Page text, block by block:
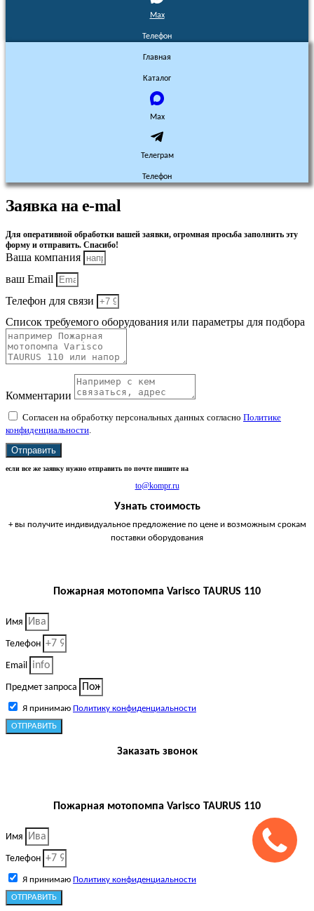
Max
Телефон
Главная
Каталог
Max
Телеграм
Телефон
Заявка на e-mal
Для оперативной обработки вашей заявки, огромная просьба заполнить эту
форму и отправить. Спасибо!
Ваша компания
ваш Email
Телефон для связи
Список требуемого оборудования или параметры для подбора
Комментарии
Согласен на обработку персональных данных согласно Политике
конфиденциальности
Отправить
если все же заявку нужно отправить по почте пишите на
to@kompr.ru
Узнать стоимость
+ вы получите индивидуальное предложение по цене и возможным срокам
поставки оборудования
Пожарная мотопомпа Varisco TAURUS 110
Имя
Телефон
Email
Предмет запроса
Я принимаю Политику конфиденциальности
ОТПРАВИТЬ
Заказать звонок
Пожарная мотопомпа Varisco TAURUS 110
Имя
Телефон
Я принимаю Политику конфиденциальности
ОТПРАВИТЬ